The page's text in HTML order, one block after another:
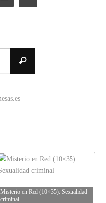
Buscar
Misterio en Red (10×35): Sexualidad
criminal